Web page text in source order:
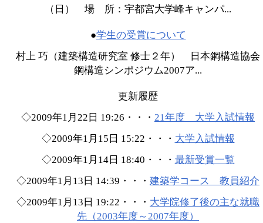
（日） 場 所：宇都宮大学峰キャンパ...
●学生の受賞について
村上 巧（建築構造研究室 修士２年） 日本鋼構造協会
鋼構造シンポジウム2007ア...
更新履歴
◇2009年1月22日 19:26・・・ 21年度 大学入試情報
◇2009年1月15日 15:22・・・ 大学入試情報
◇2009年1月14日 18:40・・・ 最新受賞一覧
◇2009年1月13日 14:39・・・ 建築学コース 教員紹介
◇2009年1月13日 19:22・・・ 大学院修了後の主な就職
先（2003年度～2007年度）